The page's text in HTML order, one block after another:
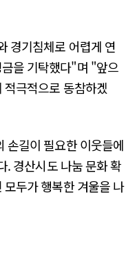
경기침체로 어렵게 연
을 기탁했다"며 "앞으
적극적으로 동참하겠
손길이 필요한 이웃들에
. 경산시도 나눔 문화 확
두가 행복한 겨울을 나